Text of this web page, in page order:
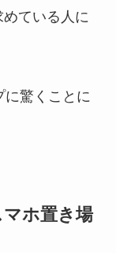
ている人に
に驚くことに
ホ置き場